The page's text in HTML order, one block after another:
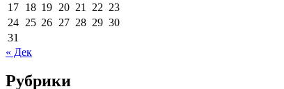
17 18 19 20 21 22 23
24 25 26 27 28 29 30
31
« Дек
Рубрики